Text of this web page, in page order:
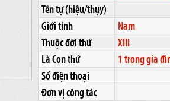
Tên tự (hiệu/thụy)
Giới tính
Nam
Thuộc đời thứ
XIII
Là Con thứ
1 trong gia
Số điện thoại
Đơn vị công tác